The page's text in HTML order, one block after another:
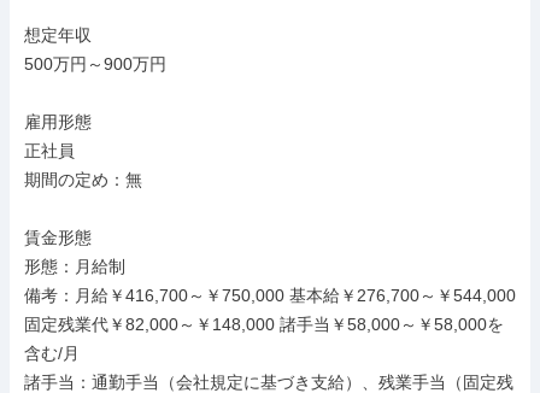
想定年収
500万円～900万円
雇用形態
正社員
期間の定め：無
賃金形態
形態：月給制
備考：月給￥416,700～￥750,000 基本給￥276,700～￥544,000
固定残業代￥82,000～￥148,000 諸手当￥58,000～￥58,000を
含む/月
諸手当：通勤手当（会社規定に基づき支給）、残業手当（固定残